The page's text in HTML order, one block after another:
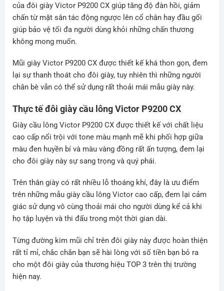
của đôi giày Victor P9200 CX giúp tăng độ đàn hồi, giảm
chấn từ mặt sân tác động ngược lên cổ chân hay đầu gối
giúp bảo vệ tối đa người dùng khỏi những chấn thương
không mong muốn.
Mũi giày Victor P9200 CX được thiết kế khá thon gọn, đem
lại sự thanh thoát cho đôi giày, tuy nhiên thì những người
chân bè vẫn có thể sử dụng rất thoải mái mẫu giày này.
Thực tế đôi giày cầu lông Victor P9200 CX
Giày cầu lông Victor P9200 CX được thiết kế với chất liệu
cao cấp nổi trội với tone màu mạnh mẽ khi phối hợp giữa
màu đen huyền bí và màu vàng đồng rất ấn tượng, đem lại
cho đôi giày này sự sang trọng và quý phái.
Trên thân giày có rất nhiều lỗ thoáng khí, đây là ưu điểm
trên những mẫu giày cầu lông Victor cao cấp, đem lại cảm
giác sử dụng vô cùng thoải mái cho người dùng kể cả khi
họ tập luyện và thi đấu trong một thời gian dài.
Từng đường kim mũi chỉ trên đôi giày này được hoàn thiện
rất tỉ mỉ, chắc chắn bạn sẽ hài lòng với số tiền bạn bỏ ra
cho một đôi giày của thương hiệu TOP 3 trên thị trường
hiện nay.